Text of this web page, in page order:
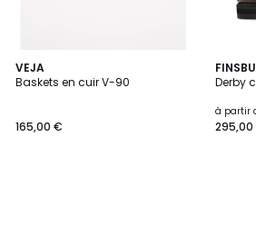
VEJA
Baskets en cuir V-90
165,00 €
Derby
à partir